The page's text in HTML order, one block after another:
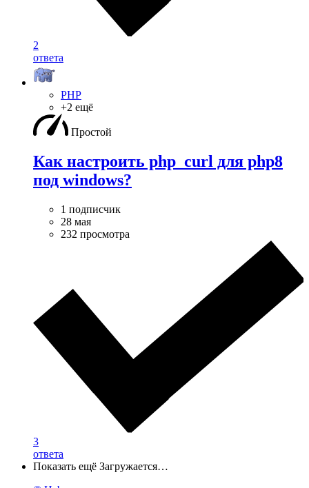
2
ответа
PHP
+2 ещё
Простой
Как настроить php_curl для php8
под windows?
1 подписчик
28 мая
232 просмотра
3
ответа
Показать ещё Загружается…